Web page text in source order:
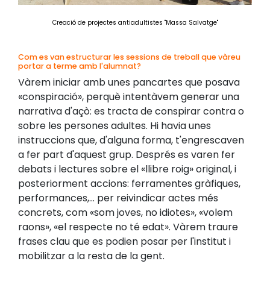
Creació de projectes antiadultistes "Massa Salvatge"
Com es van estructurar les sessions de treball que vàreu
portar a terme amb l'alumnat?
Vàrem iniciar amb unes pancartes que posava
«conspiració», perquè intentàvem generar una
narrativa d'açò: es tracta de conspirar contra o
sobre les persones adultes. Hi havia unes
instruccions que, d'alguna forma, t'engrescaven
a fer part d'aquest grup. Després es varen fer
debats i lectures sobre el «llibre roig» original, i
posteriorment accions: ferramentes gràfiques,
performances,... per reivindicar actes més
concrets, com «som joves, no idiotes», «volem
raons», «el respecte no té edat». Vàrem traure
frases clau que es podien posar per l'institut i
mobilitzar a la resta de la gent.